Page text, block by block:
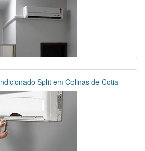
Split em Colinas de Cotia